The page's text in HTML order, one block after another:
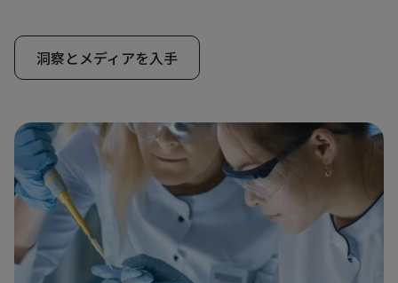
洞察とメディアを入手